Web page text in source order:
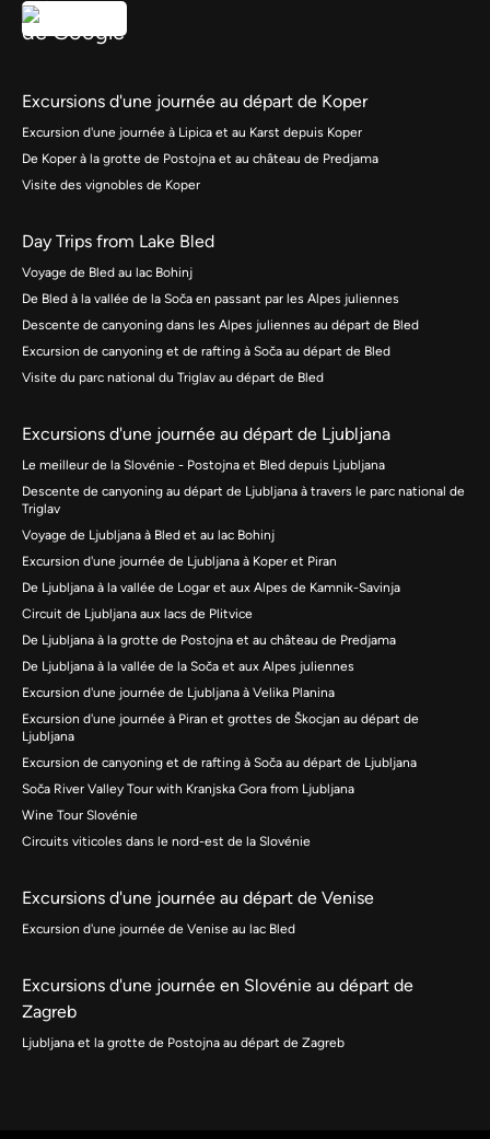
Excursions d'une journée au départ de Koper
Excursion d'une journée à Lipica et au Karst depuis Koper
De Koper à la grotte de Postojna et au château de Predjama
Visite des vignobles de Koper
Day Trips from Lake Bled
Voyage de Bled au lac Bohinj
De Bled à la vallée de la Soča en passant par les Alpes juliennes
Descente de canyoning dans les Alpes juliennes au départ de Bled
Excursion de canyoning et de rafting à Soča au départ de Bled
Visite du parc national du Triglav au départ de Bled
Excursions d'une journée au départ de Ljubljana
Le meilleur de la Slovénie - Postojna et Bled depuis Ljubljana
Descente de canyoning au départ de Ljubljana à travers le parc national de
Triglav
Voyage de Ljubljana à Bled et au lac Bohinj
Excursion d'une journée de Ljubljana à Koper et Piran
De Ljubljana à la vallée de Logar et aux Alpes de Kamnik-Savinja
Circuit de Ljubljana aux lacs de Plitvice
De Ljubljana à la grotte de Postojna et au château de Predjama
De Ljubljana à la vallée de la Soča et aux Alpes juliennes
Excursion d'une journée de Ljubljana à Velika Planina
Excursion d'une journée à Piran et grottes de Škocjan au départ de
Ljubljana
Excursion de canyoning et de rafting à Soča au départ de Ljubljana
Soča River Valley Tour with Kranjska Gora from Ljubljana
Wine Tour Slovénie
Circuits viticoles dans le nord-est de la Slovénie
Excursions d'une journée au départ de Venise
Excursion d'une journée de Venise au lac Bled
Excursions d'une journée en Slovénie au départ de
Zagreb
Ljubljana et la grotte de Postojna au départ de Zagreb